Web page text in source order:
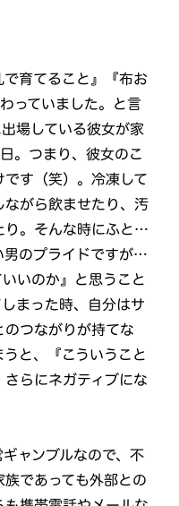
で育てること』『布お
っていました。と言
場している彼女が家
。つまり、彼女のこ
す（笑）。冷凍して
ながら飲ませたり、汚
り。そんな時にふと…
男のプライドですが…
いいのか』と思うこと
まった時、自分はサ
のつながりが持てな
と、『こういうこと
らにネガティブにな
ャンブルなので、不
であっても外部との